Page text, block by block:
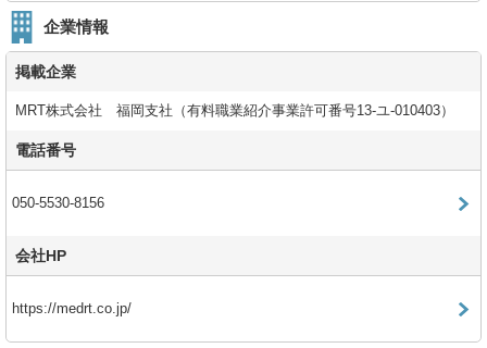
企業情報
掲載企業
MRT株式会社 福岡支社（有料職業紹介事業許可番号13-ユ-010403）
電話番号
050-5530-8156
会社HP
https://medrt.co.jp/